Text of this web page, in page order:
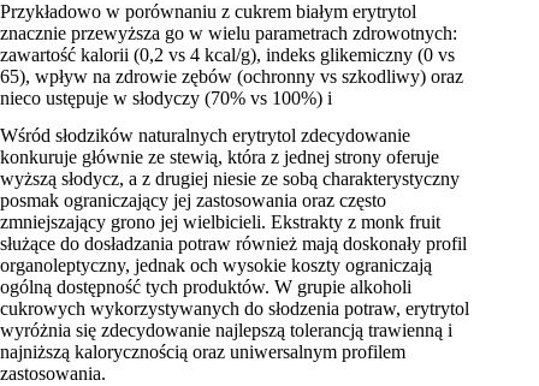
Przykładowo w porównaniu z cukrem białym erytrytol
znacznie przewyższa go w wielu parametrach zdrowotnych:
zawartość kalorii (0,2 vs 4 kcal/g), indeks glikemiczny (0 vs
65), wpływ na zdrowie zębów (ochronny vs szkodliwy) oraz
nieco ustępuje w słodyczy (70% vs 100%) i
Wśród słodzików naturalnych erytrytol zdecydowanie
konkuruje głównie ze stewią, która z jednej strony oferuje
wyższą słodycz, a z drugiej niesie ze sobą charakterystyczny
posmak ograniczający jej zastosowania oraz często
zmniejszający grono jej wielbicieli. Ekstrakty z monk fruit
służące do dosładzania potraw również mają doskonały profil
organoleptyczny, jednak och wysokie koszty ograniczają
ogólną dostępność tych produktów. W grupie alkoholi
cukrowych wykorzystywanych do słodzenia potraw, erytrytol
wyróżnia się zdecydowanie najlepszą tolerancją trawienną i
najniższą kalorycznością oraz uniwersalnym profilem
zastosowania.